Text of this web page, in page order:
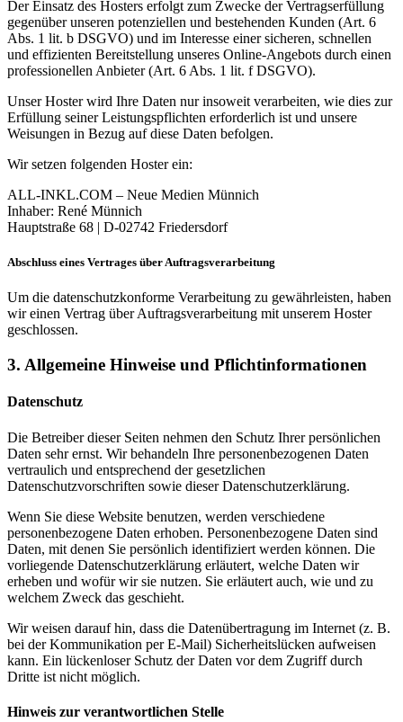
Der Einsatz des Hosters erfolgt zum Zwecke der Vertragserfüllung
gegenüber unseren potenziellen und bestehenden Kunden (Art. 6
Abs. 1 lit. b DSGVO) und im Interesse einer sicheren, schnellen
und effizienten Bereitstellung unseres Online-Angebots durch einen
professionellen Anbieter (Art. 6 Abs. 1 lit. f DSGVO).
Unser Hoster wird Ihre Daten nur insoweit verarbeiten, wie dies zur
Erfüllung seiner Leistungspflichten erforderlich ist und unsere
Weisungen in Bezug auf diese Daten befolgen.
Wir setzen folgenden Hoster ein:
ALL-INKL.COM – Neue Medien Münnich
Inhaber: René Münnich
Hauptstraße 68 | D-02742 Friedersdorf
Abschluss eines Vertrages über Auftragsverarbeitung
Um die datenschutzkonforme Verarbeitung zu gewährleisten, haben
wir einen Vertrag über Auftragsverarbeitung mit unserem Hoster
geschlossen.
3. Allgemeine Hinweise und Pflicht­informationen
Datenschutz
Die Betreiber dieser Seiten nehmen den Schutz Ihrer persönlichen
Daten sehr ernst. Wir behandeln Ihre personenbezogenen Daten
vertraulich und entsprechend der gesetzlichen
Datenschutzvorschriften sowie dieser Datenschutzerklärung.
Wenn Sie diese Website benutzen, werden verschiedene
personenbezogene Daten erhoben. Personenbezogene Daten sind
Daten, mit denen Sie persönlich identifiziert werden können. Die
vorliegende Datenschutzerklärung erläutert, welche Daten wir
erheben und wofür wir sie nutzen. Sie erläutert auch, wie und zu
welchem Zweck das geschieht.
Wir weisen darauf hin, dass die Datenübertragung im Internet (z. B.
bei der Kommunikation per E-Mail) Sicherheitslücken aufweisen
kann. Ein lückenloser Schutz der Daten vor dem Zugriff durch
Dritte ist nicht möglich.
Hinweis zur verantwortlichen Stelle